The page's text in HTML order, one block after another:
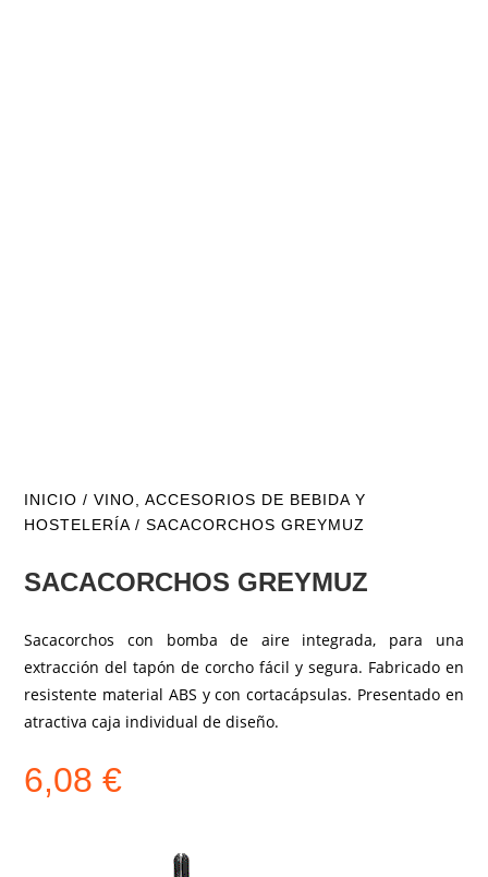
INICIO /VINO, ACCESORIOS DE BEBIDA Y
HOSTELERÍA / SACACORCHOS GREYMUZ
SACACORCHOS GREYMUZ
Sacacorchos con bomba de aire integrada, para una
extracción del tapón de corcho fácil y segura. Fabricado en
resistente material ABS y con cortacápsulas. Presentado en
atractiva caja individual de diseño.
6,08€